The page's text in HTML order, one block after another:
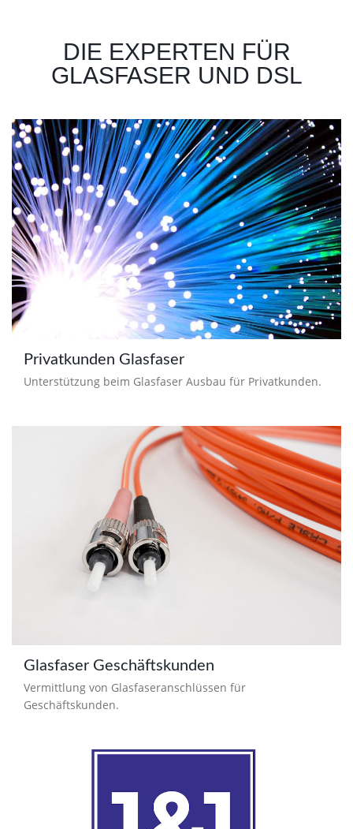
DIE EXPERTEN FÜR
GLASFASER UND DSL
Privatkunden Glasfaser
Unterstützung beim Glasfaser Ausbau für Privatkunden.
Glasfaser Geschäftskunden
Vermittlung von Glasfaseranschlüssen für
Geschäftskunden.